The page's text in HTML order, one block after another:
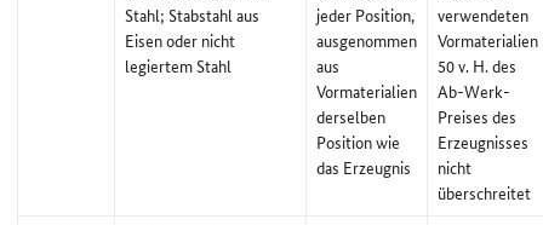
Stahl; Stabstahl aus
Eisen oder nicht
legiertem Stahl
jeder Position,
ausgenommen
aus
Vormaterialien
derselben
Position wie
das Erzeugnis
verwendeten
Vormaterialien
50 v. H. des
Ab-Werk-
Preises des
Erzeugnisses
nicht
überschreitet